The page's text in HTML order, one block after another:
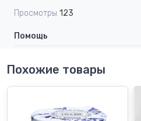
Просмотры 123
Помощь
Похожие товары